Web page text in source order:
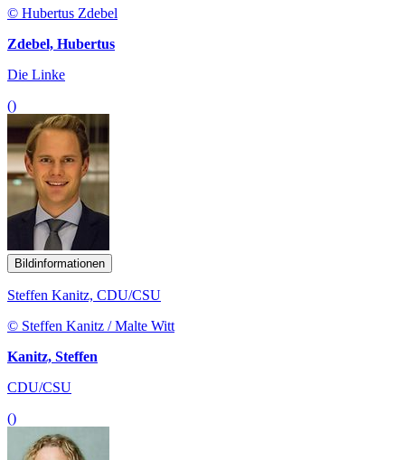
© Hubertus Zdebel
Zdebel, Hubertus
Die Linke
()
Bildinformationen
Steffen Kanitz, CDU/CSU
© Steffen Kanitz / Malte Witt
Kanitz, Steffen
CDU/CSU
()